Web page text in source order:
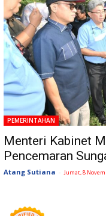
PEMERINTAHAN
Menteri Kabinet
Pencemaran
Atang Sutiana - Jumat, 8